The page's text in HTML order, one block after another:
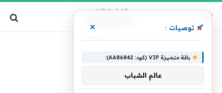
توصيات : ×
باقة متميزة VIP (كود: AA86842):
عالم الشباب